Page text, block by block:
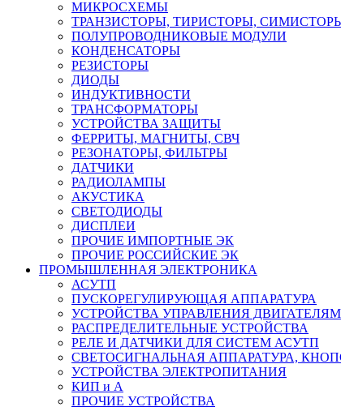
МИКРОСХЕМЫ
ТРАНЗИСТОРЫ, ТИРИСТОРЫ,
ПОЛУПРОВОДНИКОВЫЕ МОДУЛИ
КОНДЕНСАТОРЫ
РЕЗИСТОРЫ
ДИОДЫ
ИНДУКТИВНОСТИ
ТРАНСФОРМАТОРЫ
УСТРОЙСТВА ЗАЩИТЫ
ФЕРРИТЫ, МАГНИТЫ, СВЧ
РЕЗОНАТОРЫ, ФИЛЬТРЫ
ДАТЧИКИ
РАДИОЛАМПЫ
АКУСТИКА
СВЕТОДИОДЫ
ДИСПЛЕИ
ПРОЧИЕ ИМПОРТНЫЕ ЭК
ПРОЧИЕ РОССИЙСКИЕ ЭК
ПРОМЫШЛЕННАЯ ЭЛЕКТРОНИКА
АСУТП
ПУСКОРЕГУЛИРУЮЩАЯ АППАРАТУРА
УСТРОЙСТВА УПРАВЛЕНИЯ
РАСПРЕДЕЛИТЕЛЬНЫЕ УСТРОЙСТВА
РЕЛЕ И ДАТЧИКИ ДЛЯ СИСТЕМ АСУТП
СВЕТОСИГНАЛЬНАЯ АППАРАТУРА,
УСТРОЙСТВА ЭЛЕКТРОПИТАНИЯ
КИП и А
ПРОЧИЕ УСТРОЙСТВА